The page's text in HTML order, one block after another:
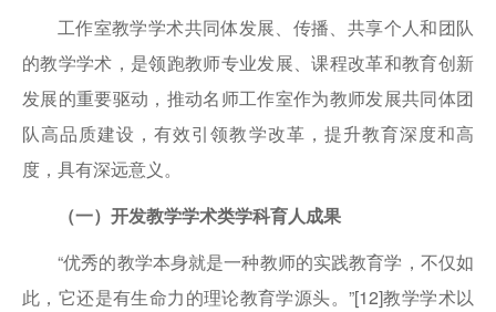
工作室教学学术共同体发展、传播、共享个人和团队
的教学学术，是领跑教师专业发展、课程改革和教育创新
发展的重要驱动，推动名师工作室作为教师发展共同体团
队高品质建设，有效引领教学改革，提升教育深度和高
度，具有深远意义。
（一）开发教学学术类学科育人成果
“优秀的教学本身就是一种教师的实践教育学，不仅如
此，它还是有生命力的理论教育学源头。”[12]教学学术以